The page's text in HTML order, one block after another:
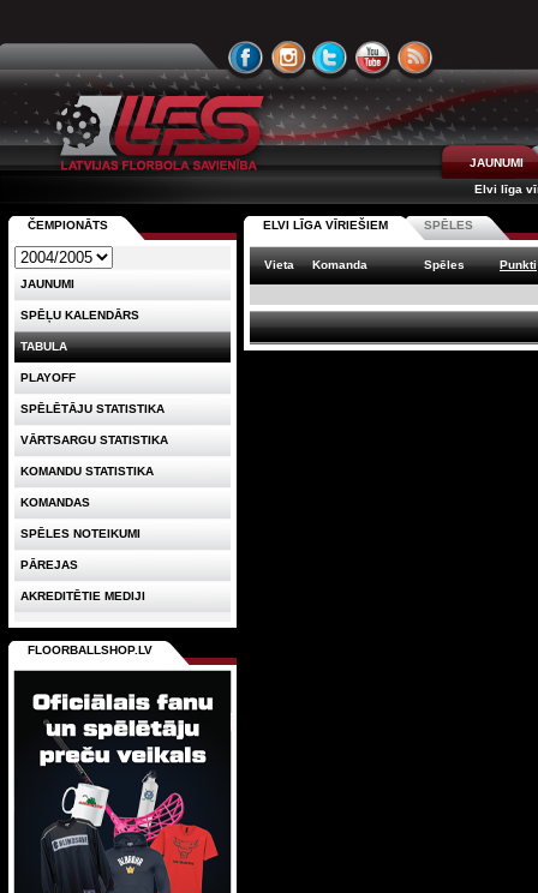
JAUNUMI
Elvi līga
ELVI LĪGA VĪRIEŠIEM SPĒLES
Vieta Komanda Spēles Punkti
ČEMPIONĀTS
JAUNUMI
SPĒĻU KALENDĀRS
TABULA
PLAYOFF
SPĒLĒTĀJU STATISTIKA
VĀRTSARGU STATISTIKA
KOMANDU STATISTIKA
KOMANDAS
SPĒLES NOTEIKUMI
PĀREJAS
AKREDITĒTIE MEDIJI
FLOORBALLSHOP.LV